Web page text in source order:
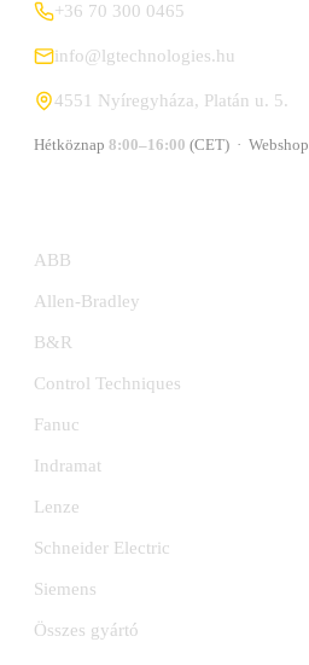
+36 70 300 0465
info@lgtechnologies.hu
4551 Nyíregyháza, Platán u. 5.
Hétköznap 8:00–16:00 (CET) · Webshop
ABB
Allen-Bradley
B&R
Control Techniques
Fanuc
Indramat
Lenze
Schneider Electric
Siemens
Összes gyártó